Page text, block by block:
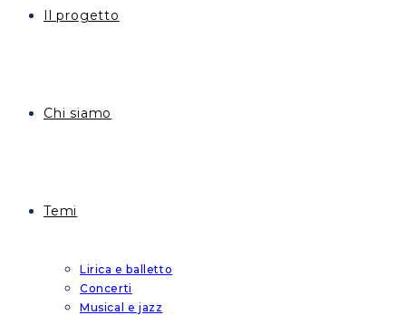
Il progetto
Chi siamo
Temi
Lirica e balletto
Concerti
Musical e jazz